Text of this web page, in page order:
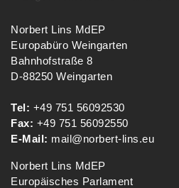
Norbert Lins MdEP
Europabüro Weingarten
Bahnhofstraße 8
D-88250 Weingarten
Tel: +49 751 56092530
Fax: +49 751 56092550
E-Mail: mail@norbert-lins.eu
Norbert Lins MdEP
Europäisches Parlament